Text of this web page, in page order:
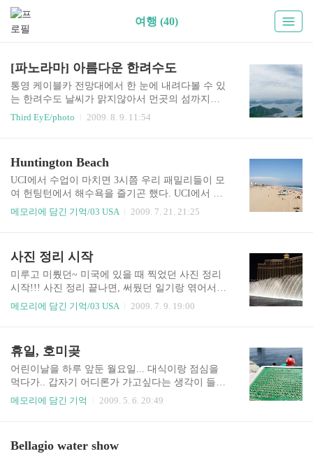
여행 (40)
[파노라마] 아름다운 한려수도
통영 케이블카 전망대에서 한 눈에 내려다볼 수 있
는 한려수도 날씨가 맑지않아서 먼곳의 섬까지는
볼 수 없지만 남해의 바다는 참 신비롭고 멋진 곳이
Third EyE/photo 2009. 8. 9. 11:54
Huntington Beach
UCI에서 수업이 마치면 3시쯤 우리 패밀리들이 모
여 헌팅턴에서 해수욕을 즐기곤 했다. UCI에서 버
스를 타고 가면 한 40분쯤 걸린다. 가는 길에 해변
사람이 많았다. 우리들도 큰 보드는 못 타보고 연습
용 조그만 보드로 물장구 치는 정도로 만족하긴 했
다 :) 한 번은 헌팅턴 해변가에서 유세나온 아놀드
슈왈츠네거도 만났는데 아마 그 이후로 주지사가
된걸로 기억한다. 헌팅턴에서 본 서퍼들이 부러워
ㅠ 몇 해전 여름 시원한 헌팅턴이 그립다... http://
m..
메모리에 담긴 기억/03 USA 2009. 7. 21. 21:25
사진 정리 시작
미루고 미뤘던~ 미국에 있을 때 찍었던 사진 정리
시작!!! 사진 정리 끝나면, 써뒀던 일기랑 엮어서
포스팅이나 좀 해야겠음 어제 태양을 삼켜라 제작
메모리에 담긴 기억/03 USA 2009. 7. 9. 19:00
휴일, 호미곶
어린이날을 하루 앞둔 월요일... 대식이랑 점심을
먹다가.. 갑자기 어디론가 가고싶다는 생각이 들었
다 결국, 그날 밤, 후배 둘을 동반해서 호미곶으로
방을 잡고, 먹을꺼리를 사고 만찬을 즐기다가, 너무
메모리에 담긴 기억 2009. 5. 6. 20:49
Bellagio water show